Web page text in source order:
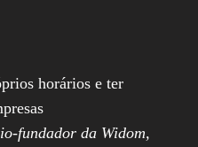
Brasília, Nordeste,
Norte, Centro-
Oeste, Sul, Sudeste,
Vinhos, Bebidas,
horários e ter
fundador da Widom,